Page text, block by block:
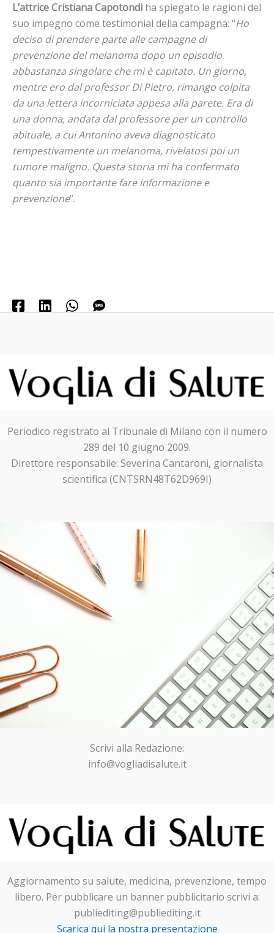
L’attrice Cristiana Capotondi ha spiegato le ragioni del
suo impegno come testimonial della campagna: “Ho
deciso di prendere parte alle campagne di
prevenzione del melanoma dopo un episodio
abbastanza singolare che mi è capitato. Un giorno,
mentre ero dal professor Di Pietro, rimango colpita
da una lettera incorniciata appesa alla parete. Era di
una donna, andata dal professore per un controllo
abituale, a cui Antonino aveva diagnosticato
tempestivamente un melanoma, rivelatosi poi un
tumore maligno. Questa storia mi ha confermato
quanto sia importante fare informazione e
prevenzione”.
Periodico registrato al Tribunale di Milano con il numero
289 del 10 giugno 2009.
Direttore responsabile: Severina Cantaroni, giornalista
scientifica (CNTSRN48T62D969I)
Scrivi alla Redazione:
info@vogliadisalute.it
Aggiornamento su salute, medicina, prevenzione, tempo
libero. Per pubblicare un banner pubblicitario scrivi a:
publiediting@publiediting.it
Scarica qui la nostra presentazione